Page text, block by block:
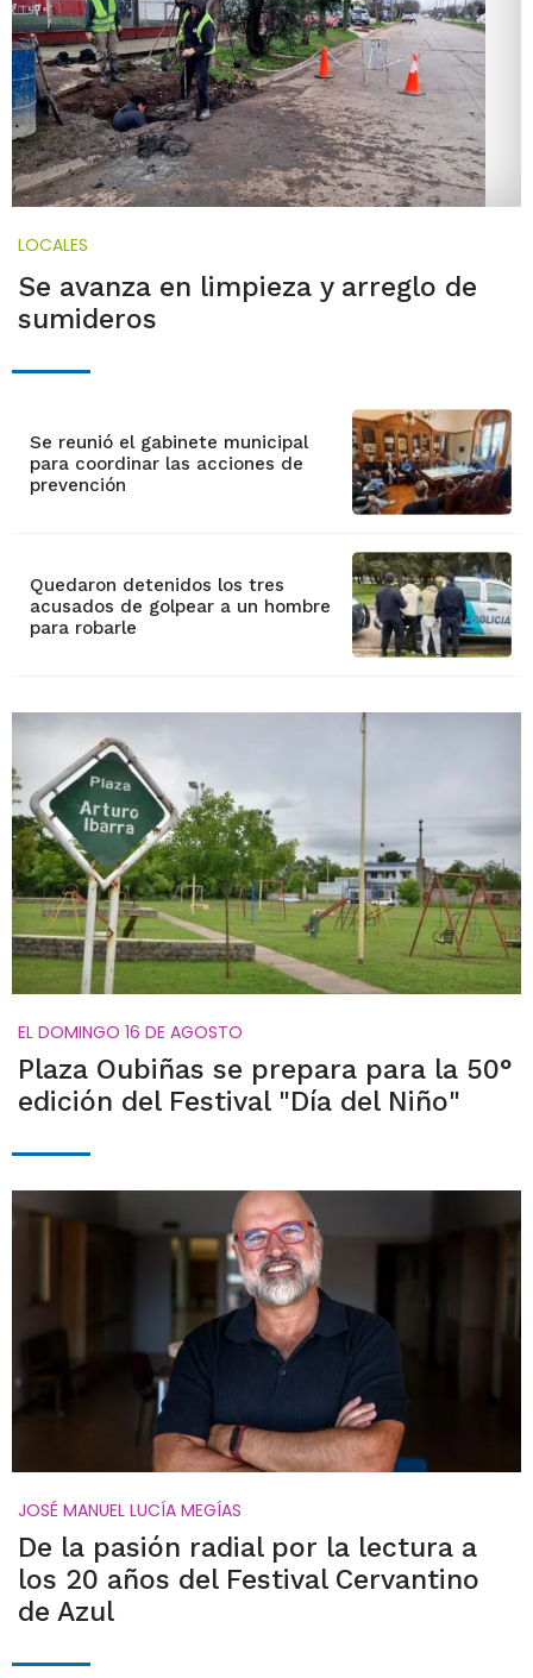
LOCALES
Se avanza en limpieza y arreglo de
sumideros
Se reunió el gabinete municipal
para coordinar las acciones de
prevención
Quedaron detenidos los tres
acusados de golpear a un hombre
para robarle
EL DOMINGO 16 DE AGOSTO
Plaza Oubiñas se prepara para la 50°
edición del Festival "Día del Niño"
JOSÉ MANUEL LUCÍA MEGÍAS
De la pasión radial por la lectura a
los 20 años del Festival Cervantino
de Azul